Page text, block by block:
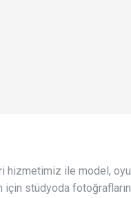
hizmetimiz ile model,
için stüdyoda